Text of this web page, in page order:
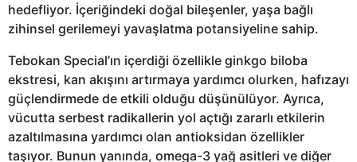
hedefliyor. İçeriğindeki doğal bileşenler, yaşa bağlı
zihinsel gerilemeyi yavaşlatma potansiyeline sahip.
Tebokan Special’ın içerdiği özellikle ginkgo biloba
ekstresi, kan akışını artırmaya yardımcı olurken, hafızayı
güçlendirmede de etkili olduğu düşünülüyor. Ayrıca,
vücutta serbest radikallerin yol açtığı zararlı etkilerin
azaltılmasına yardımcı olan antioksidan özellikler
taşıyor. Bunun yanında, omega-3 yağ asitleri ve diğer